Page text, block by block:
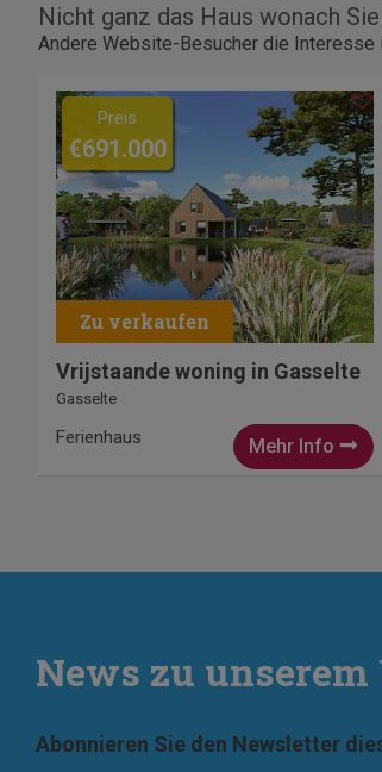
Nicht ganz das Haus wonach
Andere Website-Besucher die Interesse
Preis
€691.000
Vrijstaande woning in Gasselte
Gasselte
Mehr Info
Ferienhaus
News zu unserem
Abonnieren Sie den Newsletter